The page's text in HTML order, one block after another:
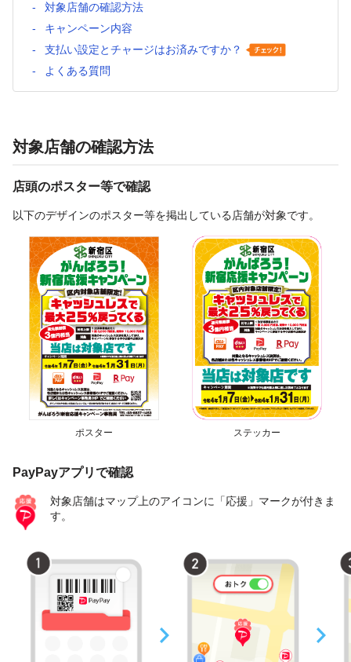
対象店舗の確認方法
キャンペーン内容
支払い設定とチャージはお済みですか？
よくある質問
対象店舗の確認方法
店頭のポスター等で確認
以下のデザインのポスター等を掲出している店舗が対象です。
ポスター ステッカー
PayPayアプリで確認
対象店舗はマップ上のアイコンに「応援」マークが付きま
す。